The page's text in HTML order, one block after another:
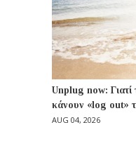
Unplug now: Γιατί
κάνουν «log out»
AUG 04, 2026